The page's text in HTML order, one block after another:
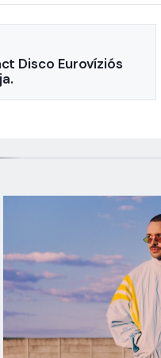
Disco Eurovíziós